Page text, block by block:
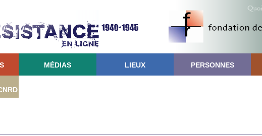
MÉDIAS LIEUX PERSONNES